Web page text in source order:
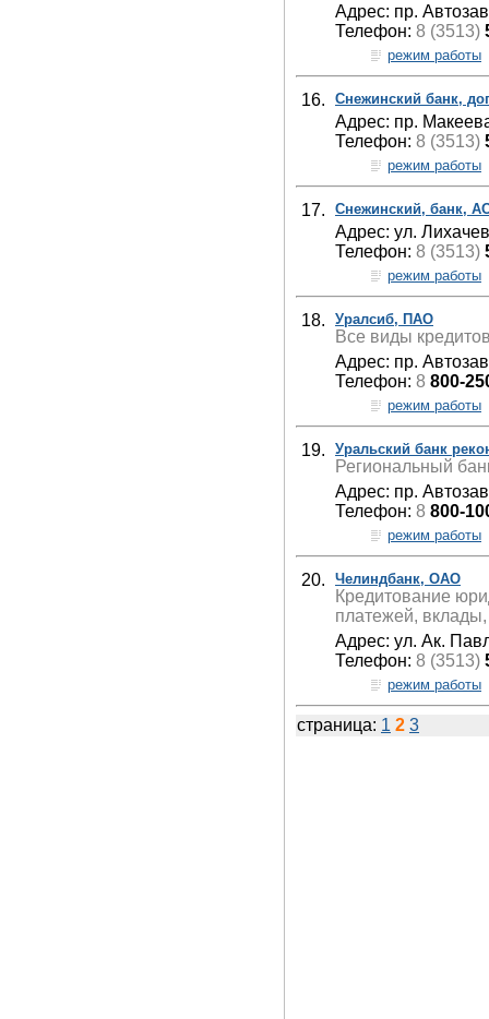
Адрес: пр.
Телефон: 8 (3513)
режим работы
16. Снежинский банк,
Адрес: пр.
Телефон: 8 (3513)
режим работы
17. Снежинский, банк,
Адрес: ул.
Телефон: 8 (3513)
режим работы
18. Уралсиб, ПАО
Все виды
Адрес: пр.
Телефон: 8 800-
режим работы
19. Уральский банк
Региональный
Адрес: пр.
Телефон: 8 800-
режим работы
20. Челиндбанк, ОАО
Кредитование
платежей,
Адрес: ул. Ак.
Телефон: 8 (3513)
режим работы
страница: 1 2 3